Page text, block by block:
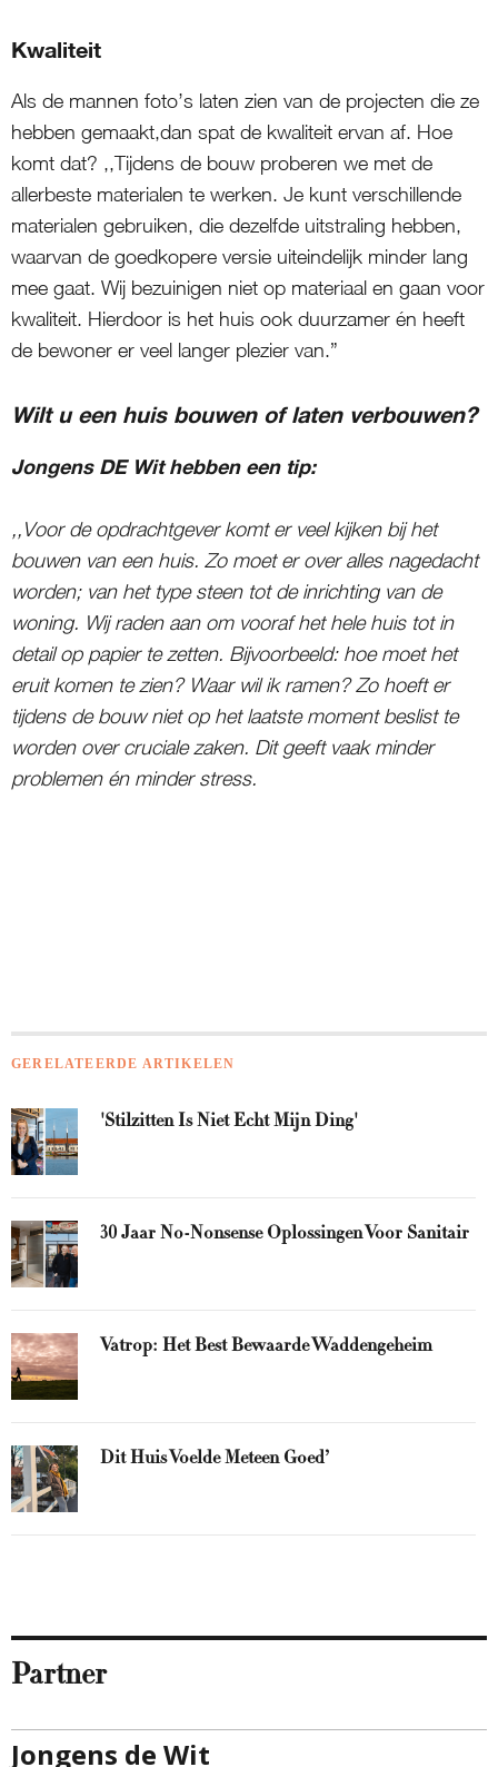
Kwaliteit
Als de mannen foto’s laten zien van de projecten die ze
hebben gemaakt,dan spat de kwaliteit ervan af. Hoe
komt dat? ,,Tijdens de bouw proberen we met de
allerbeste materialen te werken. Je kunt verschillende
materialen gebruiken, die dezelfde uitstraling hebben,
waarvan de goedkopere versie uiteindelijk minder lang
mee gaat. Wij bezuinigen niet op materiaal en gaan voor
kwaliteit. Hierdoor is het huis ook duurzamer én heeft
de bewoner er veel langer plezier van.”
Wilt u een huis bouwen of laten verbouwen?
Jongens DE Wit hebben een tip:
,,Voor de opdrachtgever komt er veel kijken bij het
bouwen van een huis. Zo moet er over alles nagedacht
worden; van het type steen tot de inrichting van de
woning. Wij raden aan om vooraf het hele huis tot in
detail op papier te zetten. Bijvoorbeeld: hoe moet het
eruit komen te zien? Waar wil ik ramen? Zo hoeft er
tijdens de bouw niet op het laatste moment beslist te
worden over cruciale zaken. Dit geeft vaak minder
problemen én minder stress.
GERELATEERDE ARTIKELEN
'Stilzitten Is Niet Echt Mijn Ding'
30 Jaar No-Nonsense Oplossingen Voor Sanitair
Vatrop: Het Best Bewaarde Waddengeheim
Dit Huis Voelde Meteen Goed’
Partner
Jongens de Wit